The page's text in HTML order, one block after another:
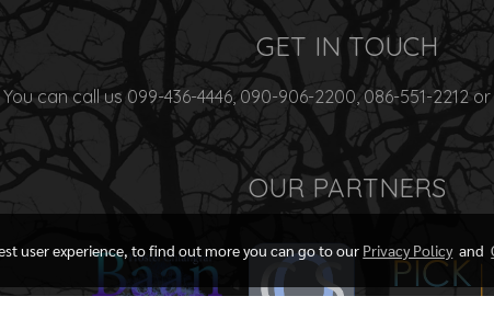
GET IN TOUCH
You can call us 099-436-4446, 090-906-2200, 086-551-2212
OUR PARTNERS
user experience, to find out more you can go to our Privacy Policyand